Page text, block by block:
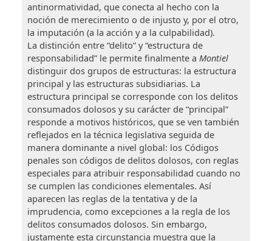
antinormatividad, que conecta al hecho con la
noción de merecimiento o de injusto y, por el otro,
la imputación (a la acción y a la culpabilidad).
La distinción entre “delito” y “estructura de
responsabilidad” le permite finalmente a Montiel
distinguir dos grupos de estructuras: la estructura
principal y las estructuras subsidiarias. La
estructura principal se corresponde con los delitos
consumados dolosos y su carácter de “principal”
responde a motivos históricos, que se ven también
reflejados en la técnica legislativa seguida de
manera dominante a nivel global: los Códigos
penales son códigos de delitos dolosos, con reglas
especiales para atribuir responsabilidad cuando no
se cumplen las condiciones elementales. Así
aparecen las reglas de la tentativa y de la
imprudencia, como excepciones a la regla de los
delitos consumados dolosos. Sin embargo,
justamente esta circunstancia muestra que la